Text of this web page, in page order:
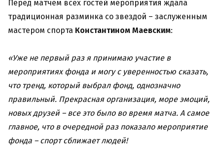
Перед матчем всех гостей мероприятия ждала
традиционная разминка со звездой – заслуженным
мастером спорта Константином Маевским:
«Уже не первый раз я принимаю участие в
мероприятиях фонда и могу с уверенностью сказать,
что тренд, который выбрал фонд, однозначно
правильный. Прекрасная организация, море эмоций,
новых друзей – все это было во время матча. А самое
главное, что в очередной раз показало мероприятие
фонда – спорт сближает людей!